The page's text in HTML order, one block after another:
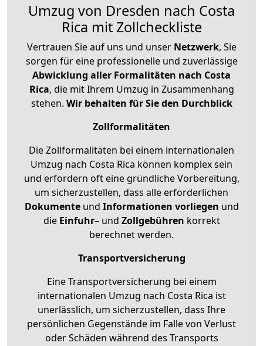
Umzug von Dresden nach Costa
Rica mit Zollcheckliste
Vertrauen Sie auf uns und unser Netzwerk, Sie
sorgen für eine professionelle und zuverlässige
Abwicklung aller Formalitäten nach Costa
Rica, die mit Ihrem Umzug in Zusammenhang
stehen. Wir behalten für Sie den Durchblick
Zollformalitäten
Die Zollformalitäten bei einem internationalen
Umzug nach Costa Rica können komplex sein
und erfordern oft eine gründliche Vorbereitung,
um sicherzustellen, dass alle erforderlichen
Dokumenteund Informationen vorliegen und
die Einfuhr– und Zollgebühren korrekt
berechnet werden.
Transportversicherung
Eine Transportversicherung bei einem
internationalen Umzug nach Costa Rica ist
unerlässlich, um sicherzustellen, dass Ihre
persönlichen Gegenstände im Falle von Verlust
oder Schäden während des Transports